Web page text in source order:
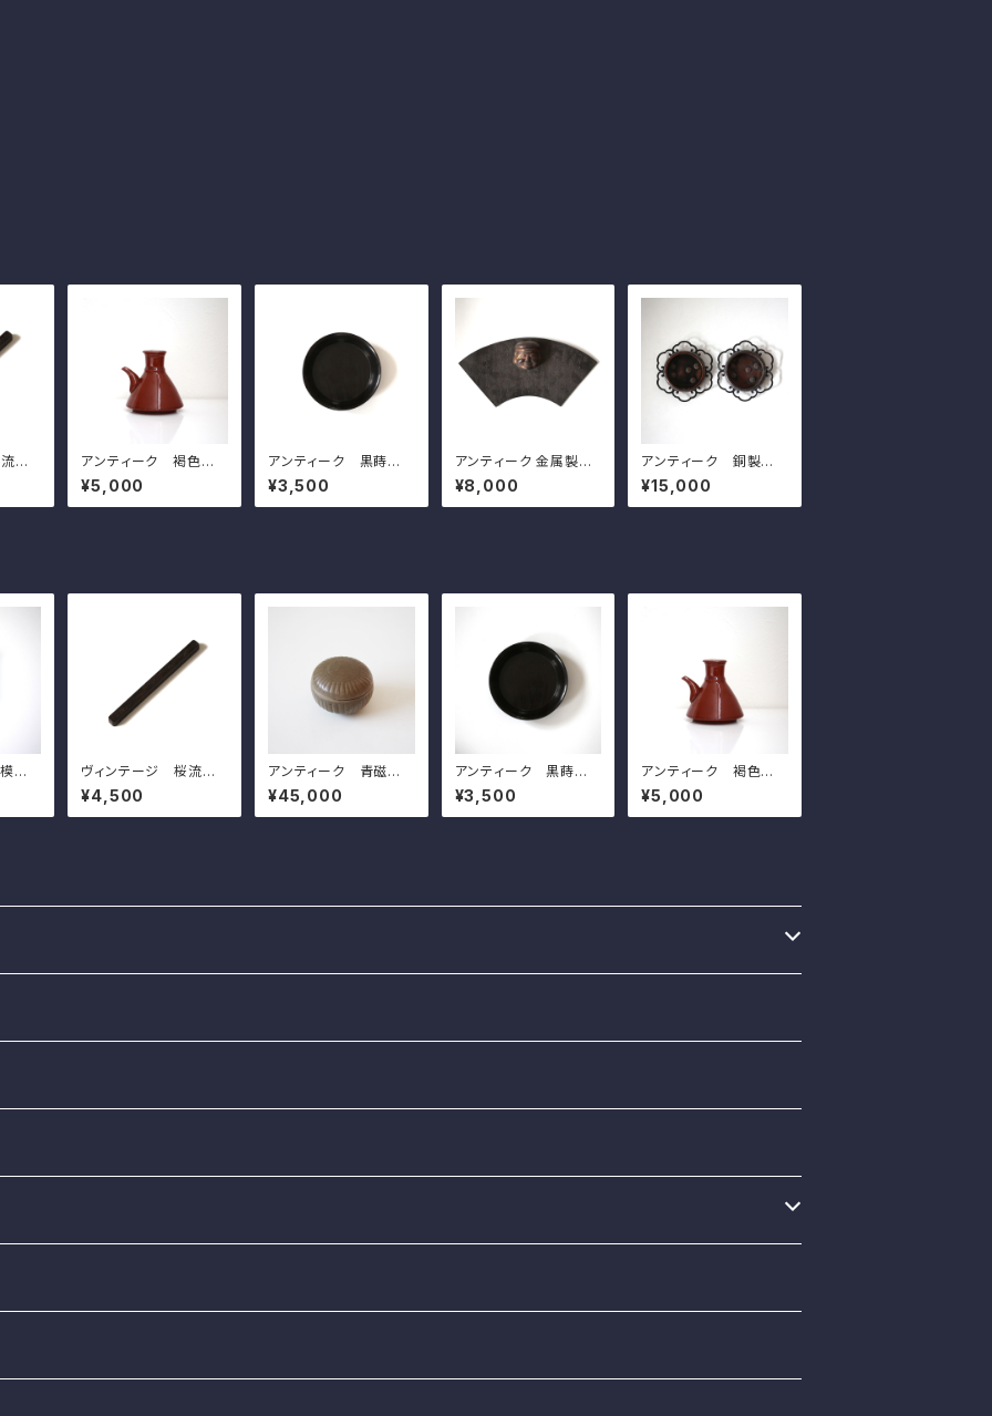
水
アンティーク 褐色の
醤油差し 珉平焼 h8.3c
m Antique Japane
se Brown Soy Sauc
¥5,000
アンティーク 黒蒔絵
の菖蒲模様の小皿（そ
の７）d11.5cm Antiq
ue Japanese Lacqu
¥3,500
アンティーク 金属製扇
面（大黒）壁掛 ｗ31.5c
m Antique Japane
se Fan Shaped Met
¥8,000
アンティーク 銅製の
菊模様の引手（一対）d
8.8cm Antique Jap
anese Copper Flow
¥15,000
様
Sq
ヴィンテージ 桜流水
模様の文鎮 l20.0cm
Vintage Japanese
Mteal Paperweight,
¥4,500
アンティーク 青磁鎬
文合子 d8.2cm Anti
que Chinese Celad
on Round Covered
¥45,000
アンティーク 黒蒔絵
の菖蒲模様の小皿（そ
の５）d11.6cm Antiq
ue Japanese Lacqu
¥3,500
アンティーク 褐色の
醤油差し 珉平焼 h8.3c
m Antique Japane
se Brown Soy Sauc
¥5,000